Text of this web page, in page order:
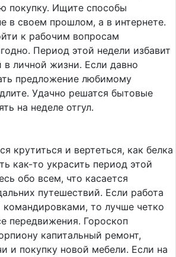
покупку. Ищите способы
в своем прошлом, а в интернете.
к рабочим вопросам
Период этой недели избавит
в личной жизни. Если давно
предложение любимому
Удачно решатся бытовые
на неделе отгул.
крутиться и вертеться, как белка
как-то украсить период этой
обо всем, что касается
путешествий. Если работа
командировками, то лучше четко
передвижения. Гороскоп
капитальный ремонт,
и покупку новой мебели. Если на